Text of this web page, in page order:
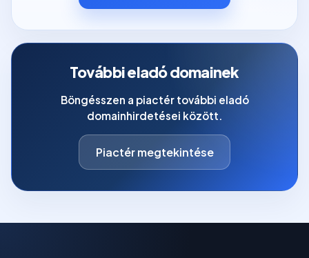
További eladó domainek
Böngésszen a piactér további eladó
domainhirdetései között.
Piactér megtekintése